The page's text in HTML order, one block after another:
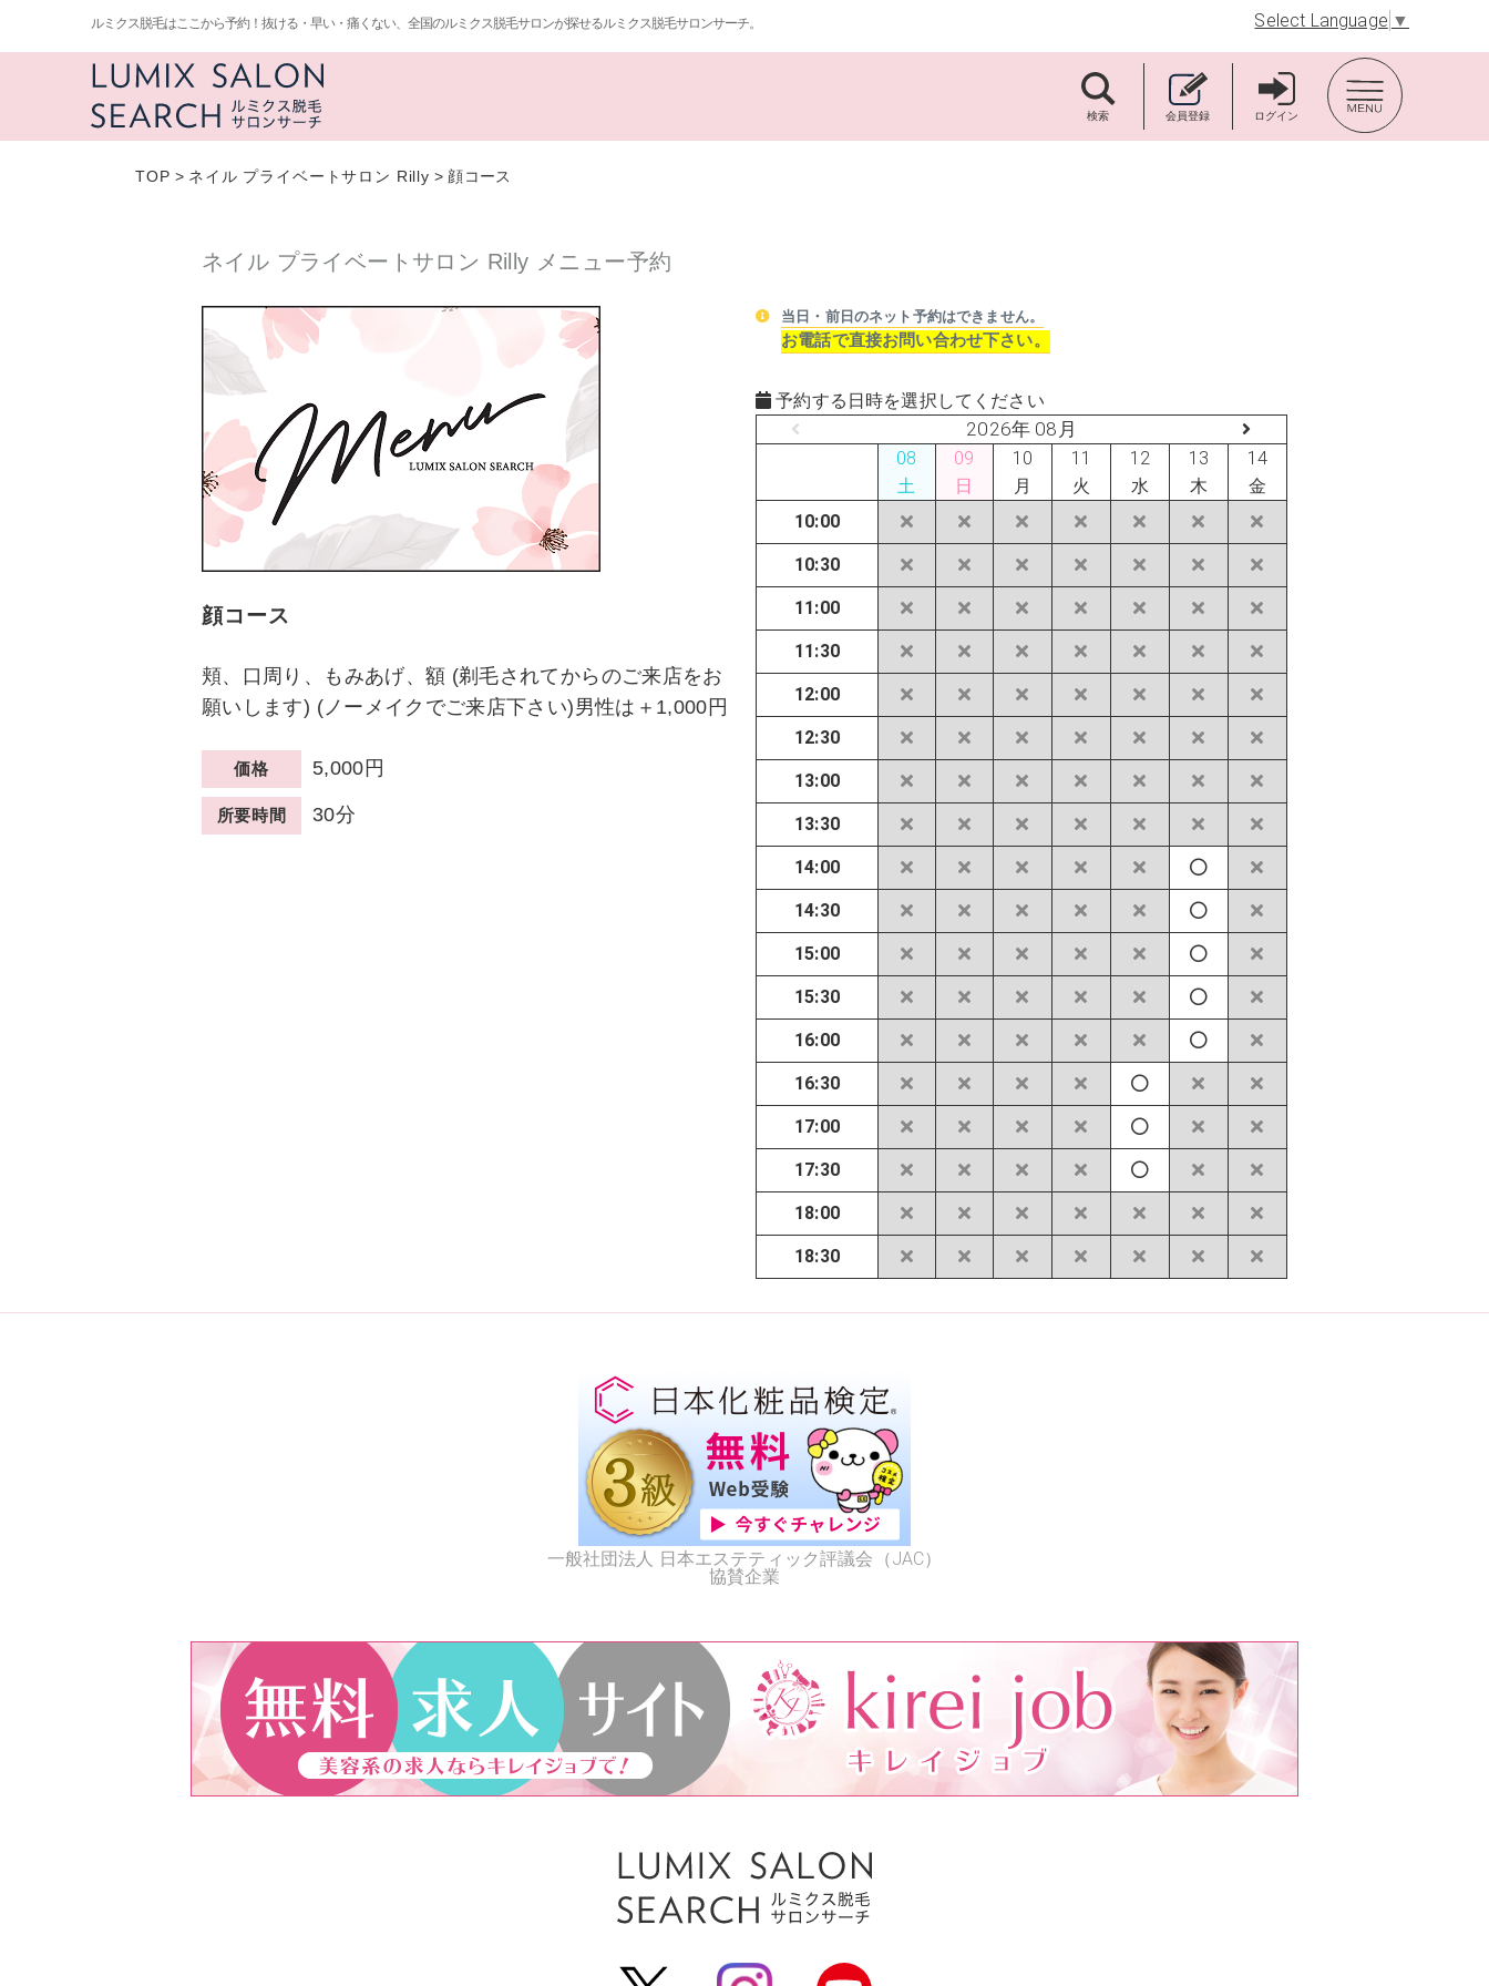
ルミクス脱毛はここから予約！抜ける・早い・痛くない、全国のルミクス脱毛サロンが探せるルミクス脱毛サロンサーチ。 Select Language ▼
検索 会員登録 ログイン
TOP > ネイル プライベートサロン Rilly > 顔コース
ネイル プライベートサロン Rilly メニュー予約
顔コース
頬、口周り、もみあげ、額 (剃毛されてからのご来店をお
願いします) (ノーメイクでご来店下さい)男性は＋1,000円
価格 5,000円
所要時間 30分
当日・前日のネット予約はできません。
お電話で直接お問い合わせ下さい。
予約する日時を選択してください
2026年 08月
08
土
09
日
10
月
11
火
12
水
13
木
14
金
10:00
10:30
11:00
11:30
12:00
12:30
13:00
13:30
14:00
14:30
15:00
15:30
16:00
16:30
17:00
17:30
18:00
18:30
一般社団法人 日本エステティック評議会（JAC）
協賛企業